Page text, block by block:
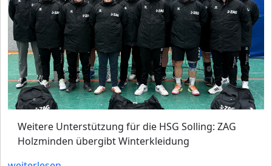
Weitere Unterstützung für die HSG Solling: ZAG
Holzminden übergibt Winterkleidung